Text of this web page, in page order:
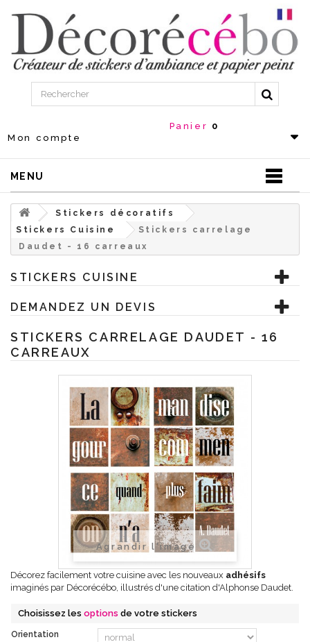
Mon compte
Panier 0
MENU
Stickers décoratifs
Stickers Cuisine
Stickers carrelage
Daudet - 16 carreaux
STICKERS CUISINE
DEMANDEZ UN DEVIS
STICKERS CARRELAGE DAUDET - 16
CARREAUX
Agrandir l'image
Décorez facilement votre cuisine avec les nouveaux adhésifs
imaginés par Décorécébo, illustrés d'une citation d'Alphonse Daudet.
Choisissez les options de votre stickers
Orientation